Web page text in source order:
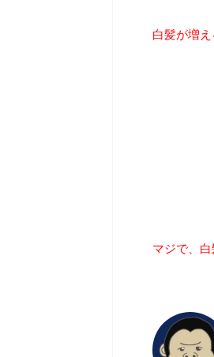
白髪が増え
マジで、